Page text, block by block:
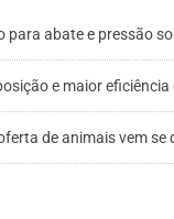
para abate e pressão
e maior
de animais vem